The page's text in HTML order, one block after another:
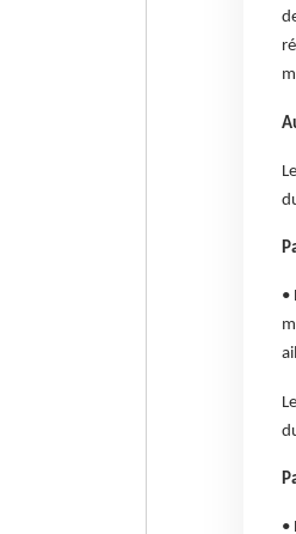
•
•